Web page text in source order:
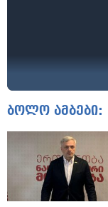
ბოლო ამბები: